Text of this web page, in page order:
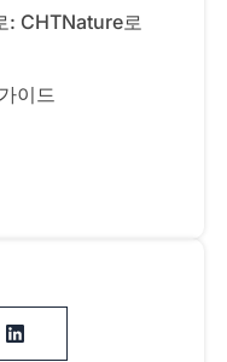
: CHTNature로
이드